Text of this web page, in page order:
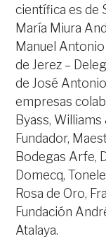
científica es de
María Miura
Manuel
de Jerez –
de José
empresas
Byass,
Fundador,
Bodegas Arfe,
Domecq,
Rosa de Oro,
Fundación
Atalaya.